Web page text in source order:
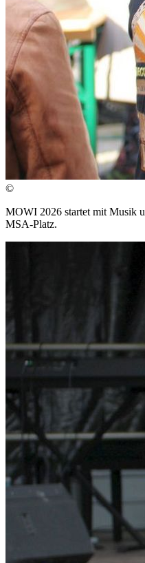
©
MOWI 2026 startet mit Musik
MSA-Platz.